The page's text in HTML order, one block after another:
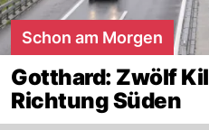
Schon am Morgen
Gotthard: Zwölf
Richtung Süden